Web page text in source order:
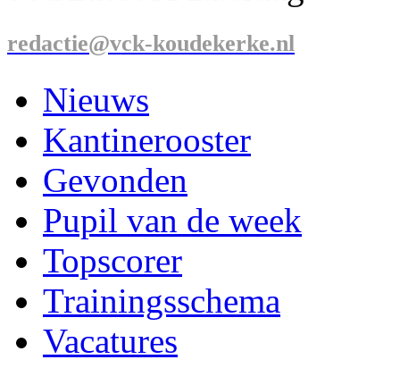
redactie@vck-koudekerke.nl
Nieuws
Kantinerooster
Gevonden
Pupil van de week
Topscorer
Trainingsschema
Vacatures